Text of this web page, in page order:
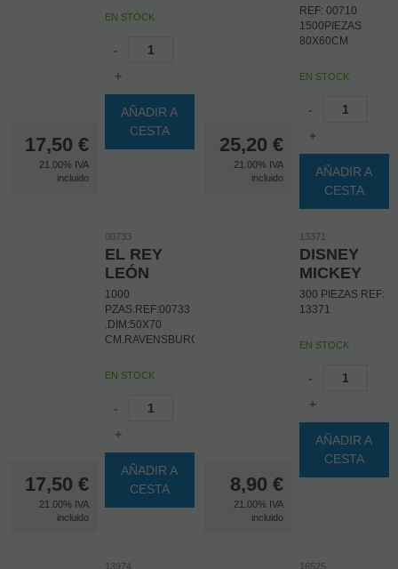
17,50 €
21.00% IVA
incluido
EN STOCK
-
+
AÑADIR A
CESTA
25,20 €
21.00% IVA
incluido
REF: 00710
1500PIEZAS
80X60CM
EN STOCK
-
+
AÑADIR A
CESTA
17,50 €
21.00% IVA
incluido
00733
EL REY
LEÓN
1000
PZAS.REF:00733
.DIM:50X70
CM.RAVENSBURGER
EN STOCK
-
+
AÑADIR A
CESTA
8,90 €
21.00% IVA
incluido
13371
DISNEY
MICKEY
300 PIEZAS REF:
13371
EN STOCK
-
+
AÑADIR A
CESTA
13974 16525